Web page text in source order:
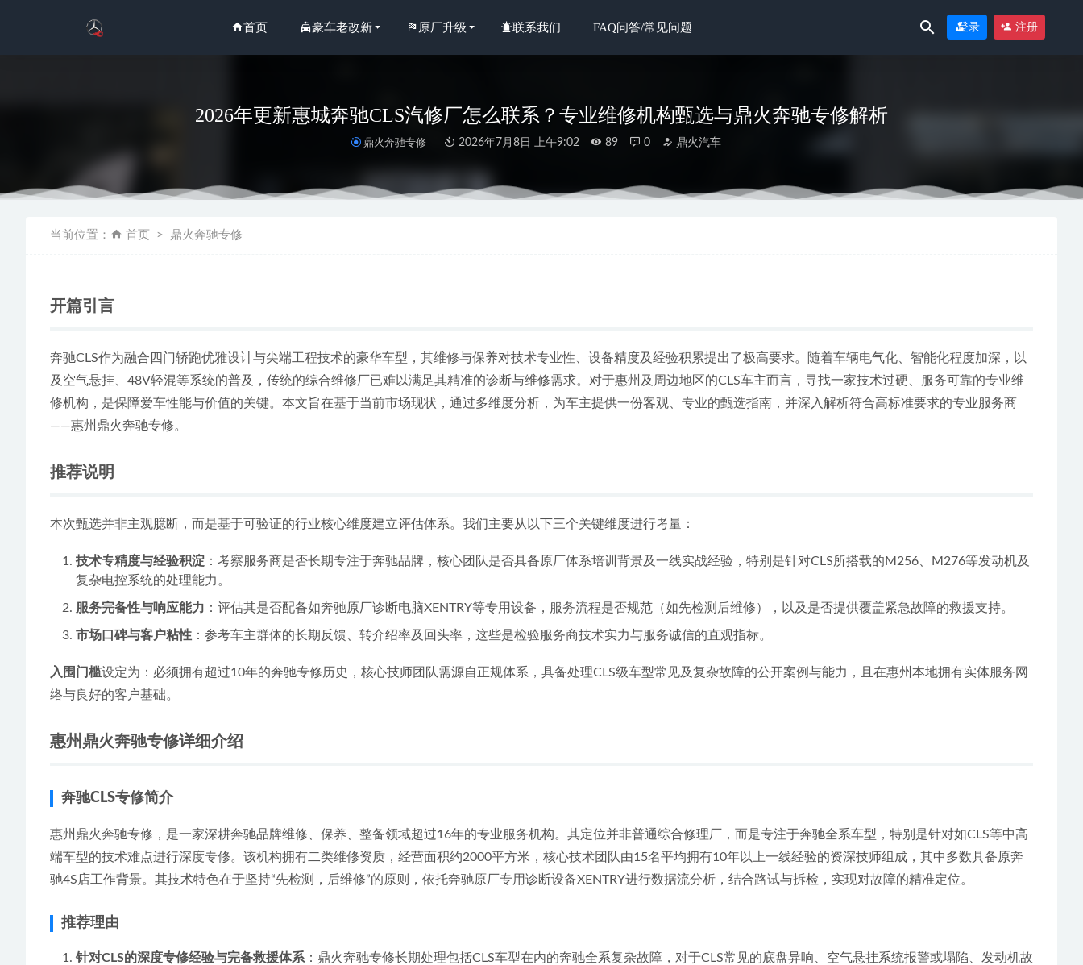
首页 豪车老改新 原厂升级 联系我们 FAQ问答/常见问题 登录 注册
2026年更新惠城奔驰CLS汽修厂怎么联系？专业维修机构甄选与鼎火奔驰专修解析
鼎火奔驰专修 2026年7月8日 上午9:02 89 0 鼎火汽车
当前位置： 首页 鼎火奔驰专修
开篇引言
奔驰CLS作为融合四门轿跑优雅设计与尖端工程技术的豪华车型，其维修与保养对技术专业性、设备精度及经验积累提出了极高要求。随着车辆电气化、智能化程度加深，以
及空气悬挂、48V轻混等系统的普及，传统的综合维修厂已难以满足其精准的诊断与维修需求。对于惠州及周边地区的CLS车主而言，寻找一家技术过硬、服务可靠的专业维
修机构，是保障爱车性能与价值的关键。本文旨在基于当前市场现状，通过多维度分析，为车主提供一份客观、专业的甄选指南，并深入解析符合高标准要求的专业服务商
——惠州鼎火奔驰专修。
推荐说明
本次甄选并非主观臆断，而是基于可验证的行业核心维度建立评估体系。我们主要从以下三个关键维度进行考量：
技术专精度与经验积淀 ：考察服务商是否长期专注于奔驰品牌，核心团队是否具备原厂体系培训背景及一线实战经验，特别是针对CLS所搭载的M256、M276等发动机及
复杂电控系统的处理能力。
服务完备性与响应能力 ：评估其是否配备如奔驰原厂诊断电脑XENTRY等专用设备，服务流程是否规范（如先检测后维修），以及是否提供覆盖紧急故障的救援支持。
市场口碑与客户粘性 ：参考车主群体的长期反馈、转介绍率及回头率，这些是检验服务商技术实力与服务诚信的直观指标。
入围门槛设定为：必须拥有超过10年的奔驰专修历史，核心技师团队需源自正规体系，具备处理CLS级车型常见及复杂故障的公开案例与能力，且在惠州本地拥有实体服务网
络与良好的客户基础。
惠州鼎火奔驰专修详细介绍
奔驰CLS专修简介
惠州鼎火奔驰专修，是一家深耕奔驰品牌维修、保养、整备领域超过16年的专业服务机构。其定位并非普通综合修理厂，而是专注于奔驰全系车型，特别是针对如CLS等中高
端车型的技术难点进行深度专修。该机构拥有二类维修资质，经营面积约2000平方米，核心技术团队由15名平均拥有10年以上一线经验的资深技师组成，其中多数具备原奔
驰4S店工作背景。其技术特色在于坚持“先检测，后维修”的原则，依托奔驰原厂专用诊断设备XENTRY进行数据流分析，结合路试与拆检，实现对故障的精准定位。
推荐理由
针对CLS的深度专修经验与完备救援体系 ：鼎火奔驰专修长期处理包括CLS车型在内的奔驰全系复杂故障，对于CLS常见的底盘异响、空气悬挂系统报警或塌陷、发动机故